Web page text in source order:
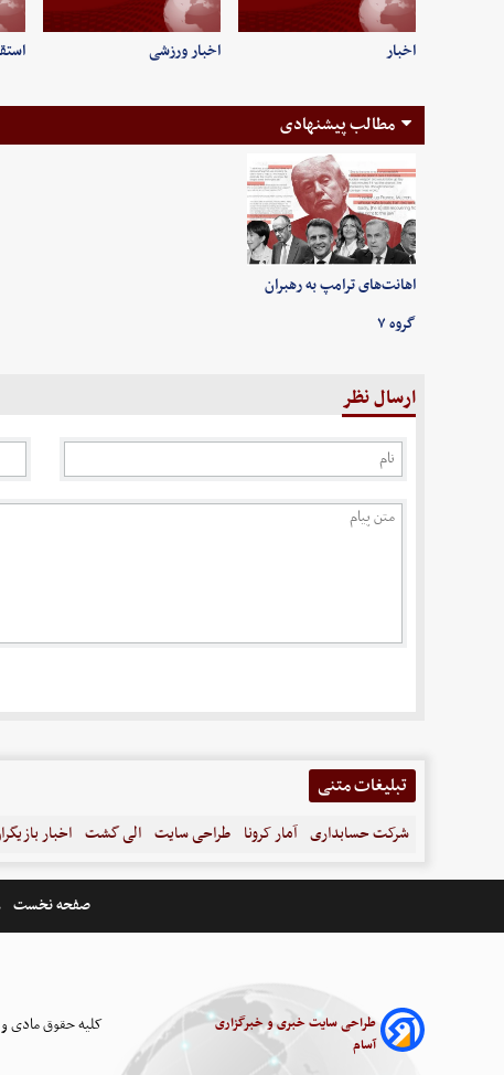
اخبار اخبار ورزشی
مطالب پیشنهادی
اهانت‌های ترامپ به رهبران
گروه ۷
ارسال نظر
تبلیغات متنی
شرکت حسابداری آمار کرونا طراحی سایت الی گشت اخبار
صفحه نخست
طراحی سایت خبری و خبرگزاری
آسام
کلیه حقوق مادی